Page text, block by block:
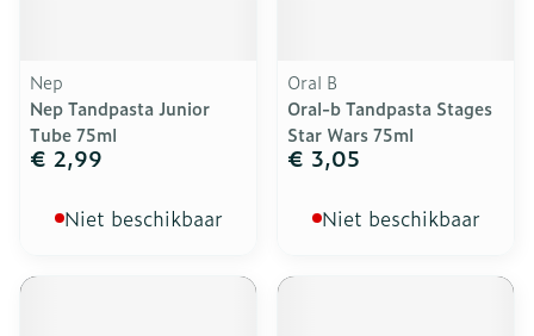
Nep
Nep Tandpasta Junior
Tube 75ml
€ 2,99
Niet beschikbaar
Oral B
Oral-b Tandpasta Stages
Star Wars 75ml
€ 3,05
Niet beschikbaar